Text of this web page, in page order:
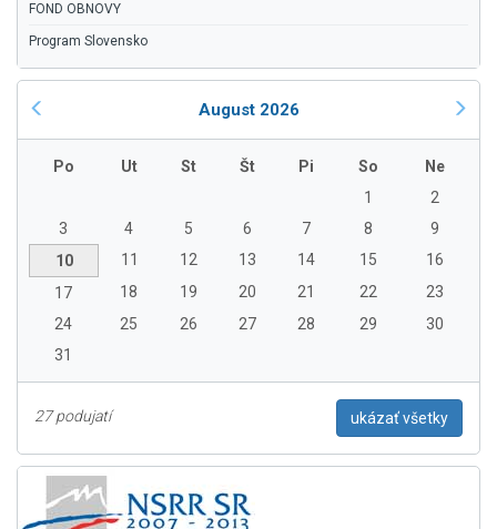
FOND OBNOVY
Program Slovensko
August 2026
Po Ut St Št Pi So
Ne
1
2
3
4 5 6 7 8
9
10
11 12 13 14 15
16
17
18 19 20 21 22
23
24
25 26 27 28 29
30
31
27 podujatí ukázať všetky